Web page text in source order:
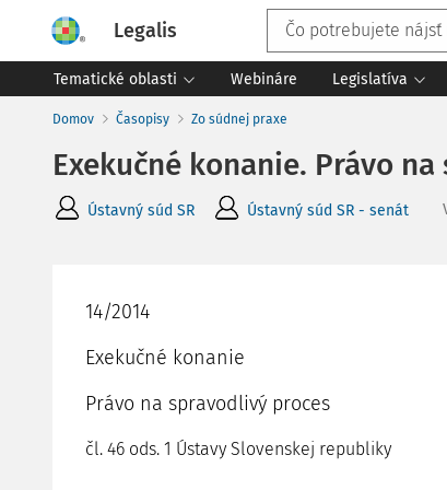
Legalis
Tematické oblasti Webináre Legislatíva
Domov Časopisy Zo súdnej praxe
Exekučné konanie. Právo
Ústavný súd SR Ústavný súd SR - senát
14/2014
Exekučné konanie
Právo na spravodlivý proces
čl. 46 ods. 1 Ústavy Slovenskej republiky